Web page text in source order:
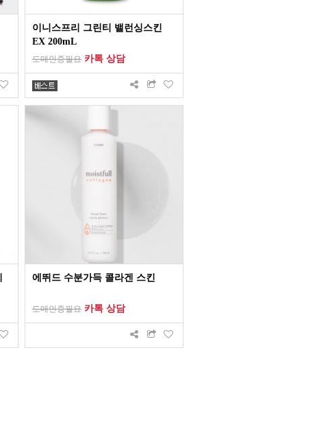
이니스프리 그린티 밸런싱스킨
EX 200mL
도매인증필요 카톡 상담
에뛰드 수분가득 콜라겐 스킨
도매인증필요 카톡 상담